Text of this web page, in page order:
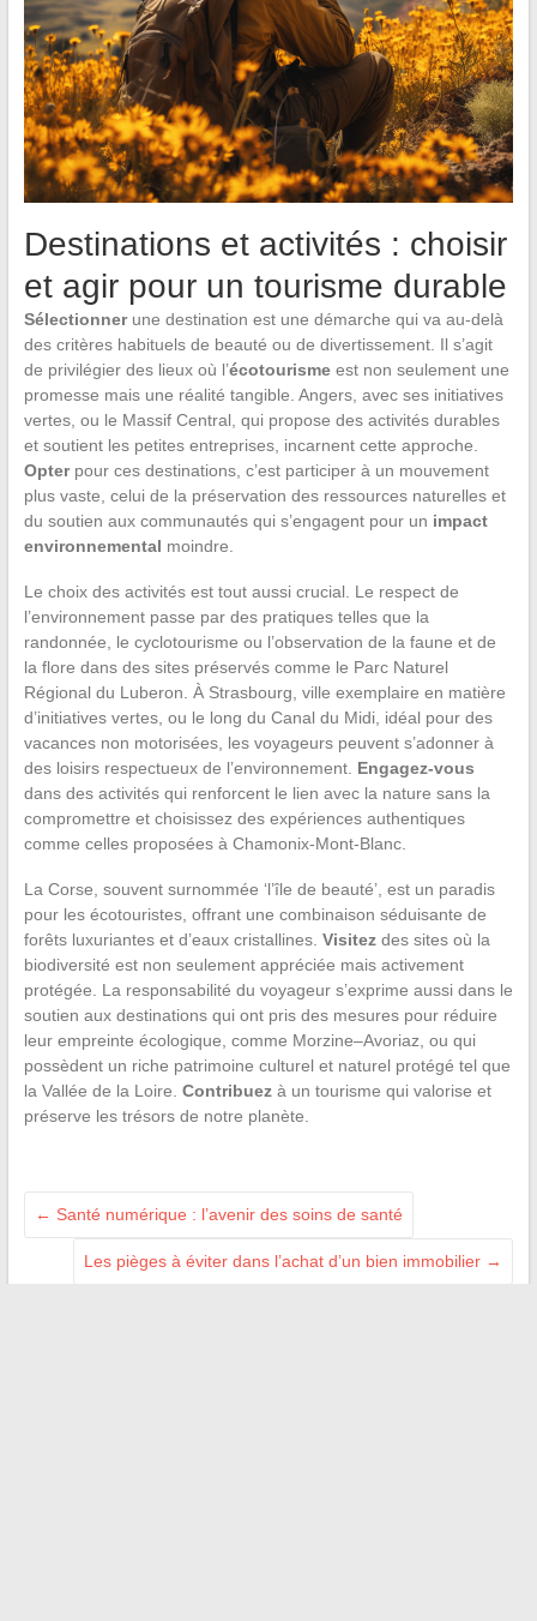
Destinations et activités : choisir
et agir pour un tourisme durable
Sélectionnerune destination est une démarche qui va au-delà
des critères habituels de beauté ou de divertissement. Il s’agit
de privilégier des lieux où l’écotourismeest non seulement une
promesse mais une réalité tangible. Angers, avec ses initiatives
vertes, ou le Massif Central, qui propose des activités durables
et soutient les petites entreprises, incarnent cette approche.
Opterpour ces destinations, c’est participer à un mouvement
plus vaste, celui de la préservation des ressources naturelles et
du soutien aux communautés qui s’engagent pour un impact
environnemental moindre.
Le choix des activités est tout aussi crucial. Le respect de
l’environnement passe par des pratiques telles que la
randonnée, le cyclotourisme ou l’observation de la faune et de
la flore dans des sites préservés comme le Parc Naturel
Régional du Luberon. À Strasbourg, ville exemplaire en matière
d’initiatives vertes, ou le long du Canal du Midi, idéal pour des
vacances non motorisées, les voyageurs peuvent s’adonner à
des loisirs respectueux de l’environnement. Engagez-vous
dans des activités qui renforcent le lien avec la nature sans la
compromettre et choisissez des expériences authentiques
comme celles proposées à Chamonix-Mont-Blanc.
La Corse, souvent surnommée ‘l’île de beauté’, est un paradis
pour les écotouristes, offrant une combinaison séduisante de
forêts luxuriantes et d’eaux cristallines. Visitezdes sites où la
biodiversité est non seulement appréciée mais activement
protégée. La responsabilité du voyageur s’exprime aussi dans le
soutien aux destinations qui ont pris des mesures pour réduire
leur empreinte écologique, comme Morzine–Avoriaz, ou qui
possèdent un riche patrimoine culturel et naturel protégé tel que
la Vallée de la Loire. Contribuezà un tourisme qui valorise et
préserve les trésors de notre planète.
← Santé numérique : l’avenir des soins de santé
Les pièges à éviter dans l’achat d’un bien immobilier →